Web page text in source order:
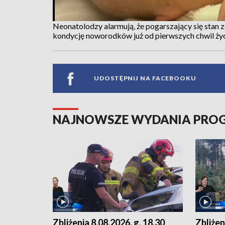
Neonatolodzy alarmują, że pogarszający się
kondycję noworodków już od pierwszych chwil
UDOSTĘPNIJ NA FACEBOOKU
NAJNOWSZE WYDANIA
Zbliżenia 8.08.2026, g. 18.30